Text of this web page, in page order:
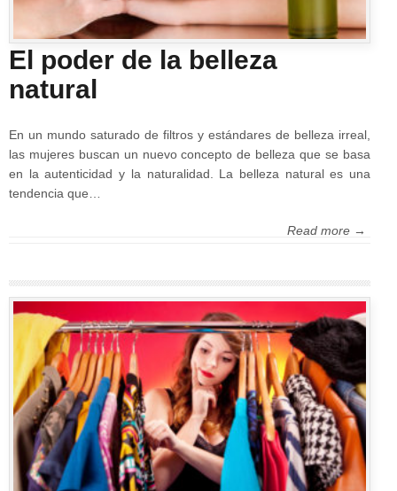
El poder de la belleza
natural
En un mundo saturado de filtros y estándares de belleza irreal,
las mujeres buscan un nuevo concepto de belleza que se basa
en la autenticidad y la naturalidad. La belleza natural es una
tendencia que…
Read more →